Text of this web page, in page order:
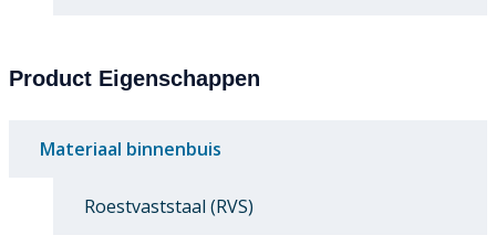
Product Eigenschappen
Materiaal binnenbuis
Roestvaststaal (RVS)